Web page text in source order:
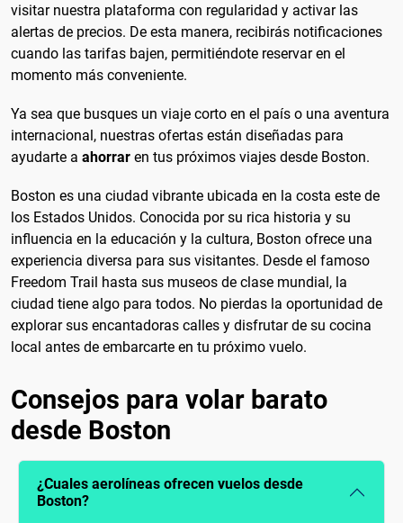
visitar nuestra plataforma con regularidad y activar las
alertas de precios. De esta manera, recibirás notificaciones
cuando las tarifas bajen, permitiéndote reservar en el
momento más conveniente.
Ya sea que busques un viaje corto en el país o una aventura
internacional, nuestras ofertas están diseñadas para
ayudarte a ahorrar en tus próximos viajes desde Boston.
Boston es una ciudad vibrante ubicada en la costa este de
los Estados Unidos. Conocida por su rica historia y su
influencia en la educación y la cultura, Boston ofrece una
experiencia diversa para sus visitantes. Desde el famoso
Freedom Trail hasta sus museos de clase mundial, la
ciudad tiene algo para todos. No pierdas la oportunidad de
explorar sus encantadoras calles y disfrutar de su cocina
local antes de embarcarte en tu próximo vuelo.
Consejos para volar barato
desde Boston
¿Cuales aerolíneas ofrecen vuelos desde
Boston?